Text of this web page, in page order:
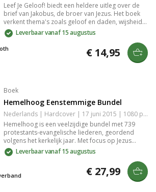
Leef Je Geloof! biedt een heldere uitleg over de
brief van Jakobus, de broer van Jezus. Het boek
verkent thema's zoals geloof en daden, wijsheid
en volharding. Je leert hoe je geloof een kracht
kan zijn in het dagelijks leven en hoe je kunt
groeien in je relatie met God. Een essentiële gids
voor iedereen die de diepgang van Jakobus'
Leverbaar vanaf 15 augustus
€ 14,95
Boek
Hemelhoog Eenstemmige Bundel
Nederlands | Hardcover | 17 juni 2015 | 1080 pagina's | 9789023928430
Hemelhoog is een veelzijdige bundel met 739
protestants-evangelische liederen, geordend
volgens het kerkelijk jaar. Met focus op Jezus
Christus en de Heilige Geest biedt het liederen
voor jong en oud. Het is perfect als aanvulling op
bestaande liedboeken en geschikt voor diverse
christelijke gemeenschappen.
Leverbaar vanaf 15 augustus
€ 27,99